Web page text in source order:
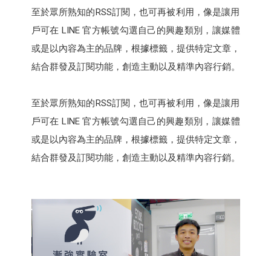
至於眾所熟知的RSS訂閱，也可再被利用，像是讓用
戶可在 LINE 官方帳號勾選自己的興趣類別，讓媒體
或是以內容為主的品牌，根據標籤，提供特定文章，
結合群發及訂閱功能，創造主動以及精準內容行銷。
至於眾所熟知的RSS訂閱，也可再被利用，像是讓用
戶可在 LINE 官方帳號勾選自己的興趣類別，讓媒體
或是以內容為主的品牌，根據標籤，提供特定文章，
結合群發及訂閱功能，創造主動以及精準內容行銷。